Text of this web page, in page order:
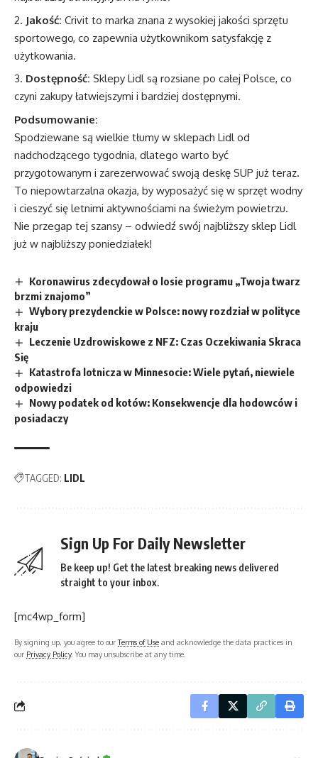
Jakość: Crivit to marka znana z wysokiej jakości sprzętu
sportowego, co zapewnia użytkownikom satysfakcję z
użytkowania.
Dostępność: Sklepy Lidl są rozsiane po całej Polsce, co
czyni zakupy łatwiejszymi i bardziej dostępnymi.
Podsumowanie:
Spodziewane są wielkie tłumy w sklepach Lidl od
nadchodzącego tygodnia, dlatego warto być
przygotowanym i zarezerwować swoją deskę SUP już teraz.
To niepowtarzalna okazja, by wyposażyć się w sprzęt wodny
i cieszyć się letnimi aktywnościami na świeżym powietrzu.
Nie przegap tej szansy – odwiedź swój najbliższy sklep Lidl
już w najbliższy poniedziałek!
Koronawirus zdecydował o losie programu „Twoja twarz
brzmi znajomo”
Wybory prezydenckie w Polsce: nowy rozdział w polityce
kraju
Leczenie Uzdrowiskowe z NFZ: Czas Oczekiwania Skraca
Się
Katastrofa lotnicza w Minnesocie: Wiele pytań, niewiele
odpowiedzi
Nowy podatek od kotów: Konsekwencje dla hodowców i
posiadaczy
TAGGED: LIDL
Sign Up For Daily Newsletter
Be keep up! Get the latest breaking news delivered
straight to your inbox.
[mc4wp_form]
By signing up, you agree to ourTerms of Use and acknowledge the data practices in
our Privacy Policy. You may unsubscribe at any time.